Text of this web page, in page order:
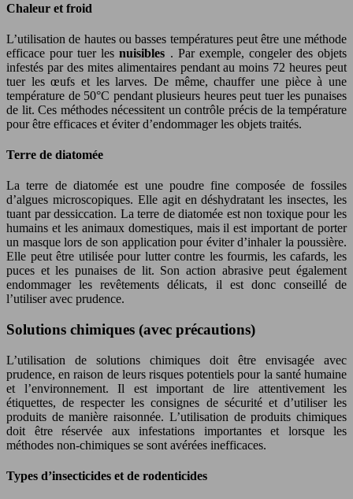
Chaleur et froid
L’utilisation de hautes ou basses températures peut être une méthode
efficace pour tuer lesnuisibles . Par exemple, congeler des objets
infestés par des mites alimentaires pendant au moins 72 heures peut
tuer les œufs et les larves. De même, chauffer une pièce à une
température de 50°C pendant plusieurs heures peut tuer les punaises
de lit. Ces méthodes nécessitent un contrôle précis de la température
pour être efficaces et éviter d’endommager les objets traités.
Terre de diatomée
La terre de diatomée est une poudre fine composée de fossiles
d’algues microscopiques. Elle agit en déshydratant les insectes, les
tuant par dessiccation. La terre de diatomée est non toxique pour les
humains et les animaux domestiques, mais il est important de porter
un masque lors de son application pour éviter d’inhaler la poussière.
Elle peut être utilisée pour lutter contre les fourmis, les cafards, les
puces et les punaises de lit. Son action abrasive peut également
endommager les revêtements délicats, il est donc conseillé de
l’utiliser avec prudence.
Solutions chimiques (avec précautions)
L’utilisation de solutions chimiques doit être envisagée avec
prudence, en raison de leurs risques potentiels pour la santé humaine
et l’environnement. Il est important de lire attentivement les
étiquettes, de respecter les consignes de sécurité et d’utiliser les
produits de manière raisonnée. L’utilisation de produits chimiques
doit être réservée aux infestations importantes et lorsque les
méthodes non-chimiques se sont avérées inefficaces.
Types d’insecticides et de rodenticides